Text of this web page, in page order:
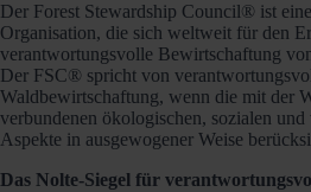
Der Forest Stewardship Council® ist
Organisation, die sich weltweit für den
verantwortungsvolle Bewirtschaftung
Der FSC® spricht von
Waldbewirtschaftung, wenn die mit der
verbundenen ökologischen, sozialen
Aspekte in ausgewogener Weise
Das Nolte-Siegel für